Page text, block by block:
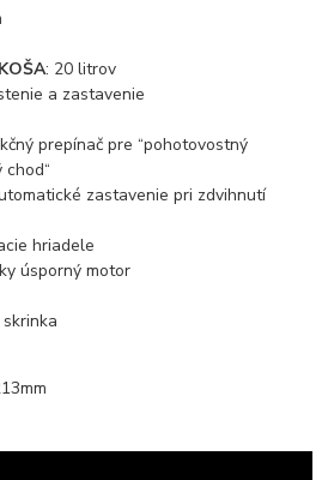
: 20 litrov
a zastavenie
prepínač pre “pohotovostný
zastavenie pri zdvihnutí
hriadele
úsporný motor